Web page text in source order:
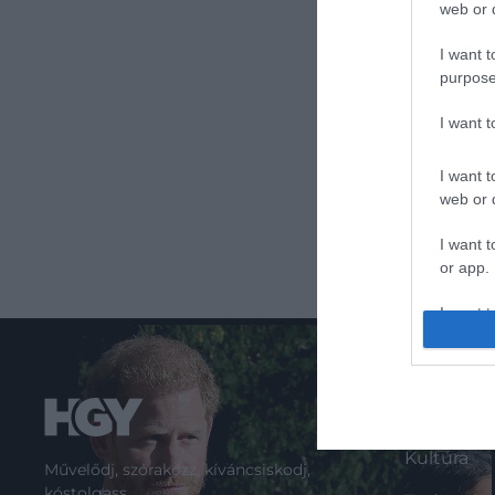
web or
I want
I want
I want
web or
I want
or app.
I want
I want
Művelődj, szórakozz, kíváncsiskodj,
Kultúra